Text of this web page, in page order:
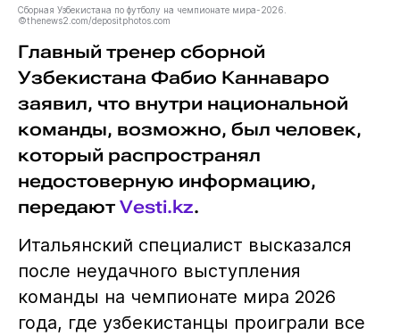
Сборная Узбекистана по футболу на чемпионате мира-2026.
©thenews2.com/depositphotos.com
Главный тренер сборной
Узбекистана Фабио Каннаваро
заявил, что внутри национальной
команды, возможно, был человек,
который распространял
недостоверную информацию,
передают Vesti.kz.
Итальянский специалист высказался
после неудачного выступления
команды на чемпионате мира 2026
года, где узбекистанцы проиграли все